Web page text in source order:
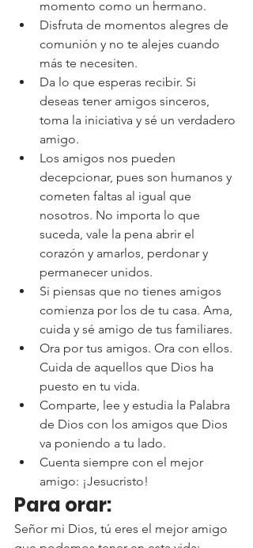
momento como un hermano.
Disfruta de momentos alegres de
comunión y no te alejes cuando
más te necesiten.
Da lo que esperas recibir. Si
deseas tener amigos sinceros,
toma la iniciativa y sé un verdadero
amigo.
Los amigos nos pueden
decepcionar, pues son humanos y
cometen faltas al igual que
nosotros. No importa lo que
suceda, vale la pena abrir el
corazón y amarlos, perdonar y
permanecer unidos.
Si piensas que no tienes amigos
comienza por los de tu casa. Ama,
cuida y sé amigo de tus familiares.
Ora por tus amigos. Ora con ellos.
Cuida de aquellos que Dios ha
puesto en tu vida.
Comparte, lee y estudia la Palabra
de Dios con los amigos que Dios
va poniendo a tu lado.
Cuenta siempre con el mejor
amigo: ¡Jesucristo!
Para orar:
Señor mi Dios, tú eres el mejor amigo